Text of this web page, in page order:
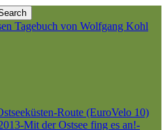
Route (EuroVelo 10)
Mit der Ostsee fing es an!-